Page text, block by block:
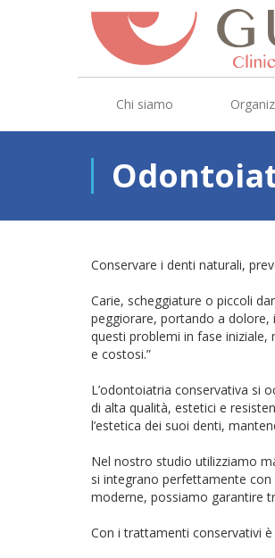
Chi siamo
Conservare i denti naturali,
Carie, scheggiature o piccoli
peggiorare, portando a
questi problemi in fase
e costosi.”
L’odontoiatria conservativa si
di alta qualità, estetici e
l’estetica dei suoi denti,
Nel nostro studio utilizziamo
si integrano perfettamente con
moderne, possiamo garantire
Con i trattamenti conservativi è